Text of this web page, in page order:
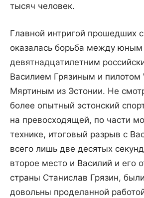
тысяч человек.
Главной интригой прошедших
оказалась борьба между юным
девятнадцатилетним
Василием Грязиным и пилотом
Мяртиным из Эстонии. Не
более опытный эстонский
на превосходящей, по части
технике, итоговый разрыв с
всего лишь две десятых
второе место и Василий и его
страны Станислав Грязин,
довольны проделанной